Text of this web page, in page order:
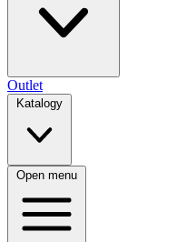
Outlet
Katalogy
Open menu